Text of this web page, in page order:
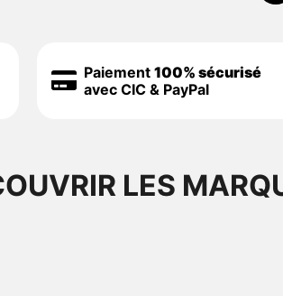
Paiement 100% sécurisé
avec CIC & PayPal
LES